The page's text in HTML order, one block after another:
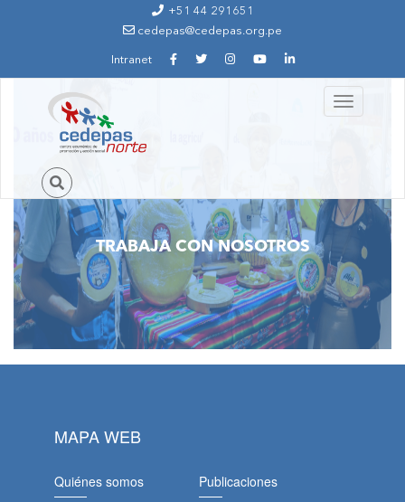
+51 44 291651
cedepas@cedepas.org.pe
Intranet
Toggle
navigation
TRABAJA CON NOSOTROS
MAPA WEB
Quiénes somos
Publicaciones